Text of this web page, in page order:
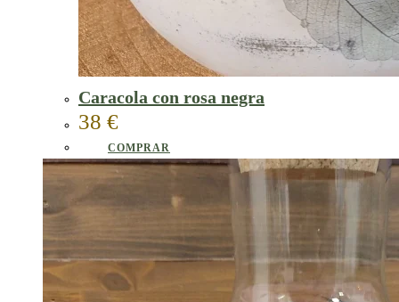
Caracola con rosa negra
38 €
COMPRAR